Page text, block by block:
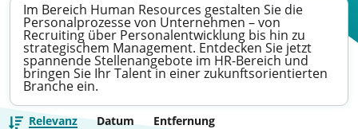
Im Bereich Human Resources gestalten Sie die
Personalprozesse von Unternehmen – von
Recruiting über Personalentwicklung bis hin zu
strategischem Management. Entdecken Sie jetzt
spannende Stellenangebote im HR-Bereich und
bringen Sie Ihr Talent in einer zukunftsorientierten
Branche ein.
Relevanz Datum Entfernung